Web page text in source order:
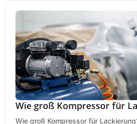
Wie groß Kompressor für
Wie groß Kompressor für